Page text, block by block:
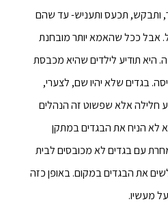
ותבקש, תכעס ותעניש- עד שהם
אבל ככל שהאמא יותר מובחנת
היא תודיע לילדים שהיא מכבסת
בגדים שלא יהיו שם, לצערי,
חלילה אלא שפשוט זה הנהלים
לא הניח את הבגדים במתקן
עם בגדים לא מכובסים לבית
את הבגדים במקום. באופן כזה
מעשיו.